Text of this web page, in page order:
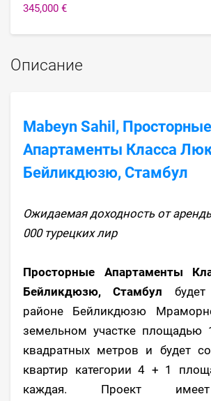
345,000 €
Описание
Mabeyn Sahil, Просторные
Апартаменты Класса
Бейликдюзю, Стамбул
Ожидаемая доходность от
000 турецких лир
Просторные Апартаменты
Бейликдюзю, Стамбул
районе Бейликдюзю
земельном участке площадью
квадратных метров и будет
квартир категории 4 + 1
каждая. Проект